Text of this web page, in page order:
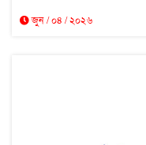
জুন / ০৪ / ২০২৬